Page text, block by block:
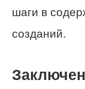
шаги в
созданий.